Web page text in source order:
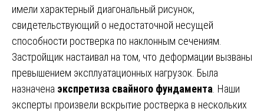
имели характерный диагональный рисунок,
свидетельствующий о недостаточной несущей
способности ростверка по наклонным сечениям.
Застройщик настаивал на том, что деформации вызваны
превышением эксплуатационных нагрузок. Была
назначена экспретиза свайного фундамента . Наши
эксперты произвели вскрытие ростверка в нескольких